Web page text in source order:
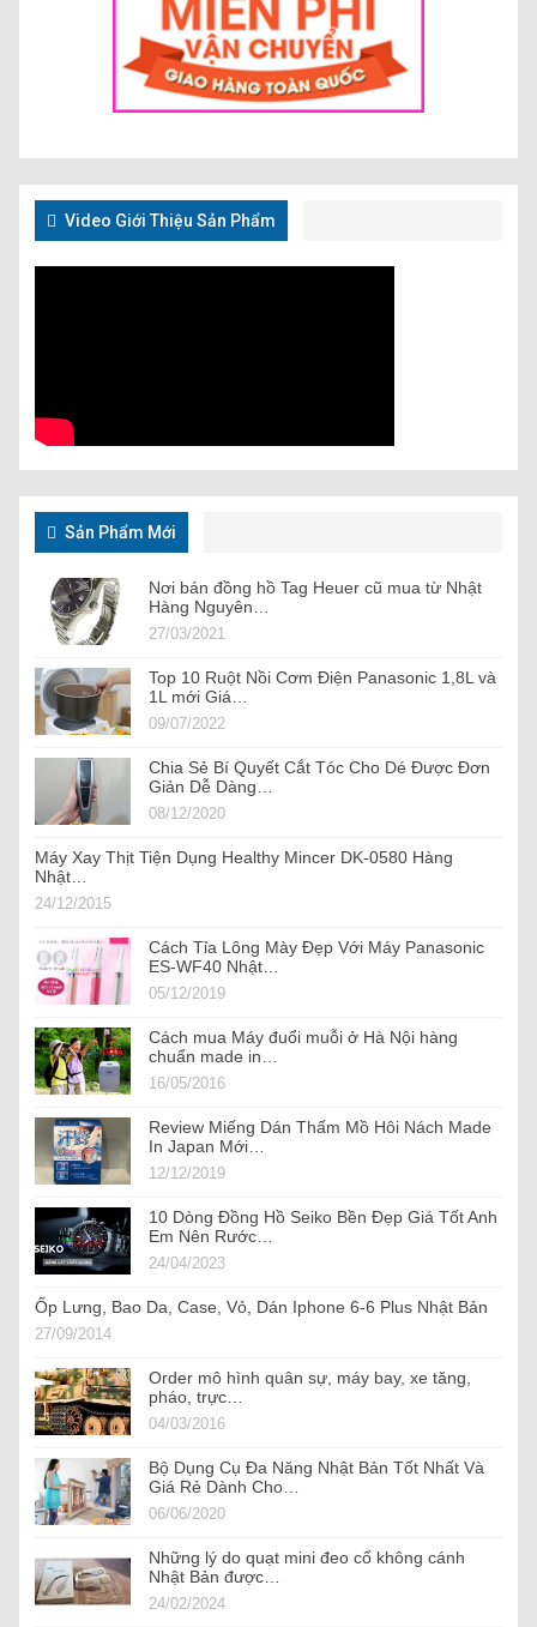
Video Giới Thiệu Sản Phẩm
Sản Phẩm Mới
Nơi bán đồng hồ Tag Heuer cũ mua từ Nhật
Hàng Nguyên…
27/03/2021
Top 10 Ruột Nồi Cơm Điện Panasonic 1,8L và
1L mới Giá…
09/07/2022
Chia Sẻ Bí Quyết Cắt Tóc Cho Dé Được Đơn
Giản Dễ Dàng…
08/12/2020
Máy Xay Thịt Tiện Dụng Healthy Mincer DK-0580 Hàng
Nhật…
24/12/2015
Cách Tỉa Lông Mày Đẹp Với Máy Panasonic
ES-WF40 Nhật…
05/12/2019
Cách mua Máy đuổi muỗi ở Hà Nội hàng
chuẩn made in…
16/05/2016
Review Miếng Dán Thấm Mồ Hôi Nách Made
In Japan Mới…
12/12/2019
10 Dòng Đồng Hồ Seiko Bền Đẹp Giá Tốt Anh
Em Nên Rước…
24/04/2023
Ốp Lưng, Bao Da, Case, Vỏ, Dán Iphone 6-6 Plus Nhật Bản
27/09/2014
Order mô hình quân sự, máy bay, xe tăng,
pháo, trực…
04/03/2016
Bộ Dụng Cụ Đa Năng Nhật Bản Tốt Nhất Và
Giá Rẻ Dành Cho…
06/06/2020
Những lý do quạt mini đeo cổ không cánh
Nhật Bản được…
24/02/2024